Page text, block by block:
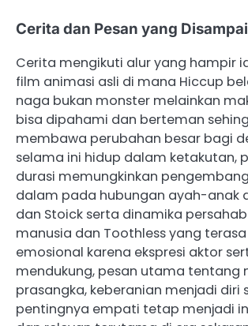
Cerita dan Pesan yang
Cerita mengikuti alur yang hampir
film animasi asli di mana Hiccup
naga bukan monster melainkan
bisa dipahami dan berteman
membawa perubahan besar bagi
selama ini hidup dalam ketakutan,
durasi memungkinkan
dalam pada hubungan ayah-anak
dan Stoick serta dinamika
manusia dan Toothless yang
emosional karena ekspresi aktor
mendukung, pesan utama tentang
prasangka, keberanian menjadi diri
pentingnya empati tetap menjadi